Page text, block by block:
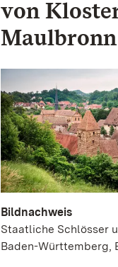
von
Maulbronn
Bildnachweis
Staatliche Schlösser
Baden-Württemberg,